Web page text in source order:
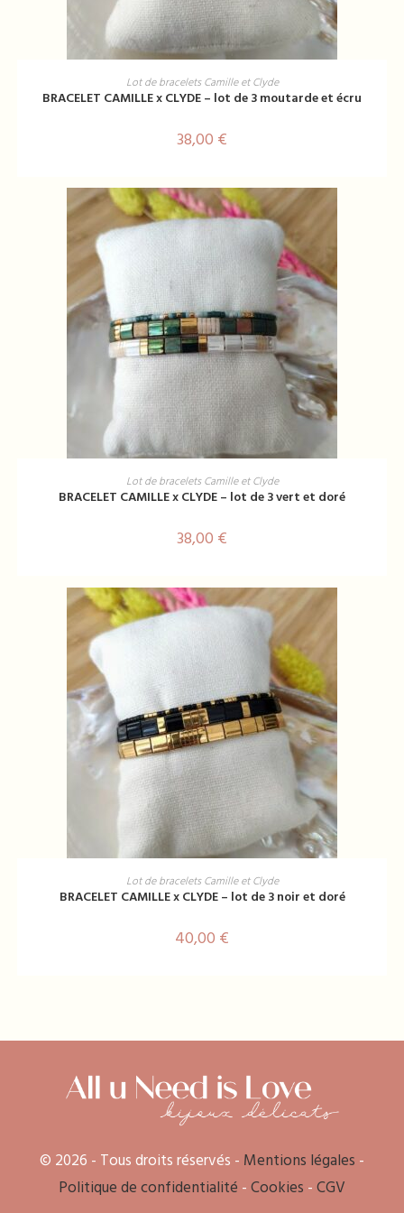
AJOUTER AU PANIER
Lot de bracelets Camille et Clyde
BRACELET CAMILLE x CLYDE – lot de 3 moutarde et écru
38,00 €
AJOUTER AU PANIER
Lot de bracelets Camille et Clyde
BRACELET CAMILLE x CLYDE – lot de 3 vert et doré
38,00 €
AJOUTER AU PANIER
Lot de bracelets Camille et Clyde
BRACELET CAMILLE x CLYDE – lot de 3 noir et doré
40,00 €
© 2026 - Tous droits réservés - Mentions légales -
Politique de confidentialité -Cookies -CGV